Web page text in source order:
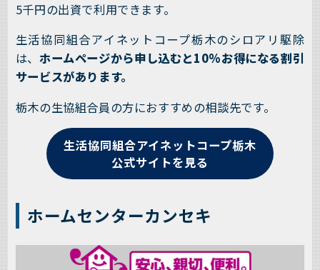
5千円の出資で利用できます。
生活協同組合アイネットコープ栃木のシロアリ駆除
は、 ホームページから申し込むと10%お得になる割引
サービスがあります。
栃木の生協組合員の方におすすめの相談先です。
生活協同組合アイネットコープ栃木
公式サイトを見る
ホームセンターカンセキ